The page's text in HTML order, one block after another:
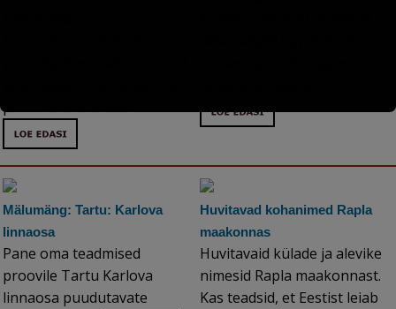
puudutavad Eestit?...
Mälumäng: Tartu: Karlova
linnaosa
Pane oma teadmised
proovile Tartu Karlova
linnaosa puudutavate
Huvitavad kohanimed Rapla
maakonnas
Huvitavaid külade ja alevike
nimesid Rapla maakonnast.
Kas teadsid, et Eestist leiab